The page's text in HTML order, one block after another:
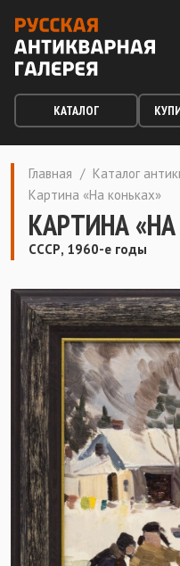
КАТАЛОГ
Главная / Каталог
Картина «На коньках»
КАРТИНА
СССР, 1960-е годы